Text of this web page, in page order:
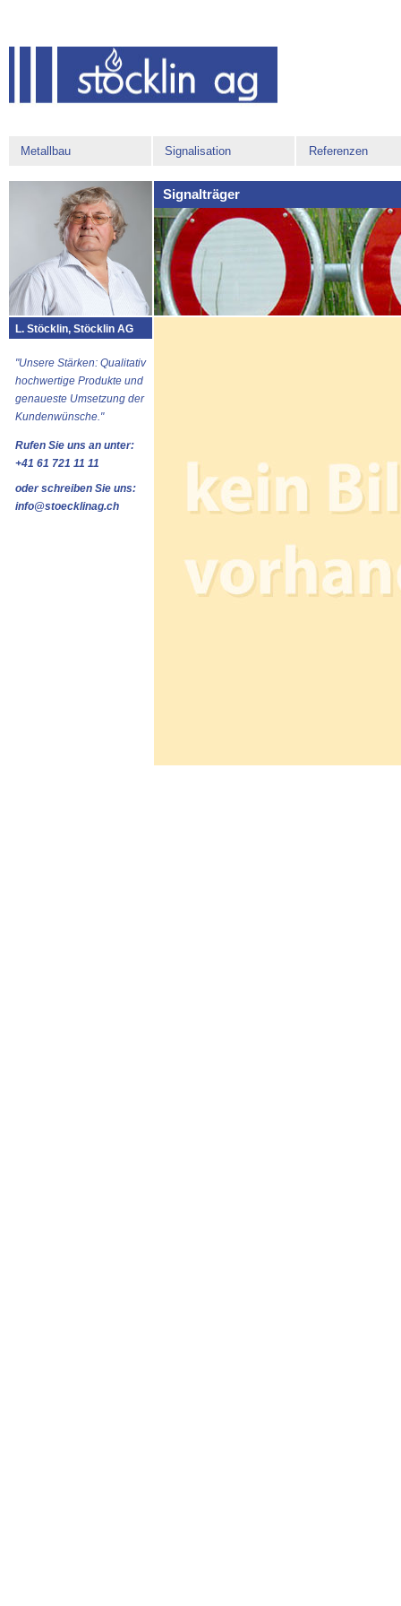
Metallbau Signalisation Referenzen
L. Stöcklin, Stöcklin AG
"Unsere Stärken: Qualitativ
hochwertige Produkte und
genaueste Umsetzung der
Kundenwünsche."
Rufen Sie uns an unter:
+41 61 721 11 11
oder schreiben Sie uns:
info@stoecklinag.ch
Signalträger